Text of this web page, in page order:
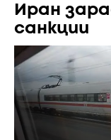
Иран
санкции